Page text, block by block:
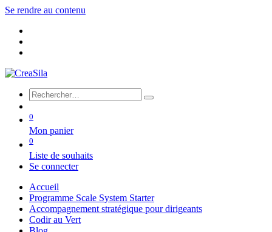
Se rendre au contenu
0
Mon panier
0
Liste de souhaits
Se connecter
Accueil
Programme Scale System Starter
Accompagnement stratégique pour dirigeants
Codir au Vert